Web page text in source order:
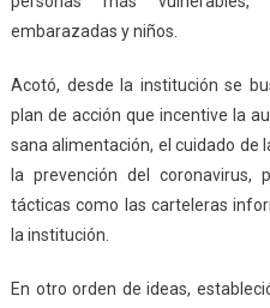
embarazadas y niños.
Acotó, desde la institución se
plan de acción que incentive la
sana alimentación, el cuidado de
la prevención del
tácticas como las carteleras
la institución.
En otro orden de ideas,